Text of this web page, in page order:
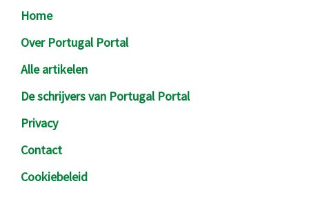
Footer
Home
Over Portugal Portal
Alle artikelen
De schrijvers van Portugal Portal
Privacy
Contact
Cookiebeleid